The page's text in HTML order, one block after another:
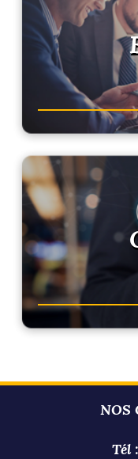
NOS
Tél :